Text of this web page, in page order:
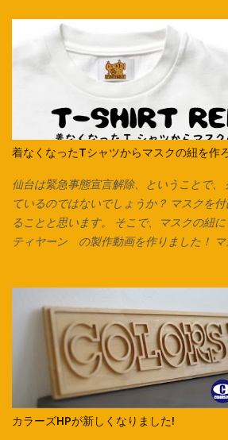
着なくなったTシャツからマスクの紐を作
仙台は緊急事態宣言解除、ということで、
ているのではないでしょうか？ マスクを
ることと思います。 そこで、マスクの紐
ティヤーン の製作動画を作りました！ マ
うにそのまま裁断できます。 脇で縫い合
トソーで作る場合は縫い合わせ箇所を切り
す。 カットソーを横にして、下の画像の
きます。 ※向きを間違えると伸縮が弱く
今回はマスク紐なので1cmほどの幅で裁
ズパゲッティヤーンのように太めの紐にし
くらいの幅がおすすめです。 紐にしたら
カラーズHPが新しくなりました!